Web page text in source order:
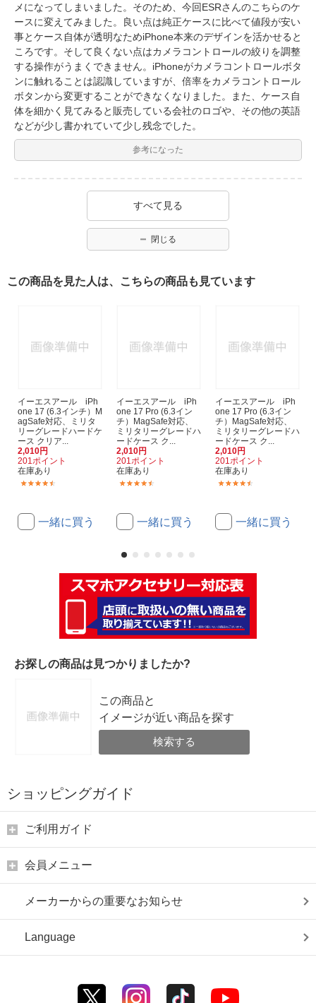
メになってしまいました。そのため、今回ESRさんのこちらのケ
ースに変えてみました。良い点は純正ケースに比べて値段が安い
事とケース自体が透明なためiPhone本来のデザインを活かせると
ころです。そして良くない点はカメラコントロールの絞りを調整
する操作がうまくできません。iPhoneがカメラコントロールボタ
ンに触れることは認識していますが、倍率をカメラコントロール
ボタンから変更することができなくなりました。また、ケース自
体を細かく見てみると販売している会社のロゴや、その他の英語
などが少し書かれていて少し残念でした。
参考になった
すべて見る
閉じる
この商品を見た人は、こちらの商品も見ています
イーエスアール iPh
one 17 (6.3インチ）M
agSafe対応、ミリタ
リーグレードハードケ
ース クリア...
2,010円
201ポイント
在庫あり
一緒に買う
イーエスアール iPh
one 17 Pro (6.3イン
チ）MagSafe対応、
ミリタリーグレードハ
ードケース ク...
2,010円
201ポイント
在庫あり
一緒に買う
イーエスアール iPh
one 17 Pro (6.3イン
チ）MagSafe対応、
ミリタリーグレードハ
ードケース ク...
2,010円
201ポイント
在庫あり
一緒に買う
お探しの商品は見つかりましたか?
この商品と
イメージが近い商品を探す
検索する
ショッピングガイド
ご利用ガイド
会員メニュー
メーカーからの重要なお知らせ
Language